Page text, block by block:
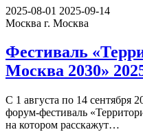
2025-08-01 2025-09-14
Москва г. Москва
Фестиваль
Москва 2030»
С 1 августа по 14 сентября
форум-фестиваль
на котором расскажут…